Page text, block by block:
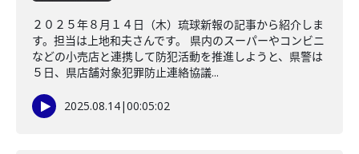
２０２５年８月１４日（木）琉球新報の記事から紹介しま
す。担当は上地和夫さんです。 県内のスーパーやコンビニ
などの小売店と連携して防犯活動を推進しようと、県警は
５日、県店舗対象犯罪防止連絡協議...
2025.08.14|00:05:02